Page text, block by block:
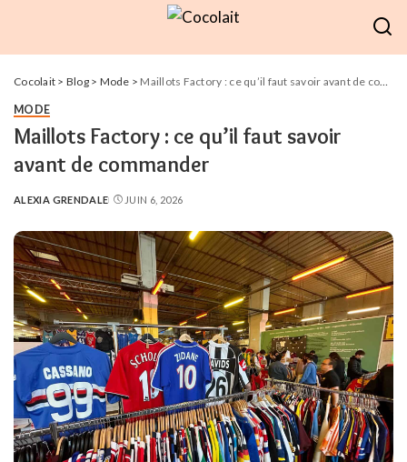
Cocolait > Blog> Mode > Maillots Factory : ce qu’il faut savoir avant de commander
MODE
Maillots Factory : ce qu’il faut savoir
avant de commander
POSTED
ALEXIA GRENDALE JUIN 6, 2026